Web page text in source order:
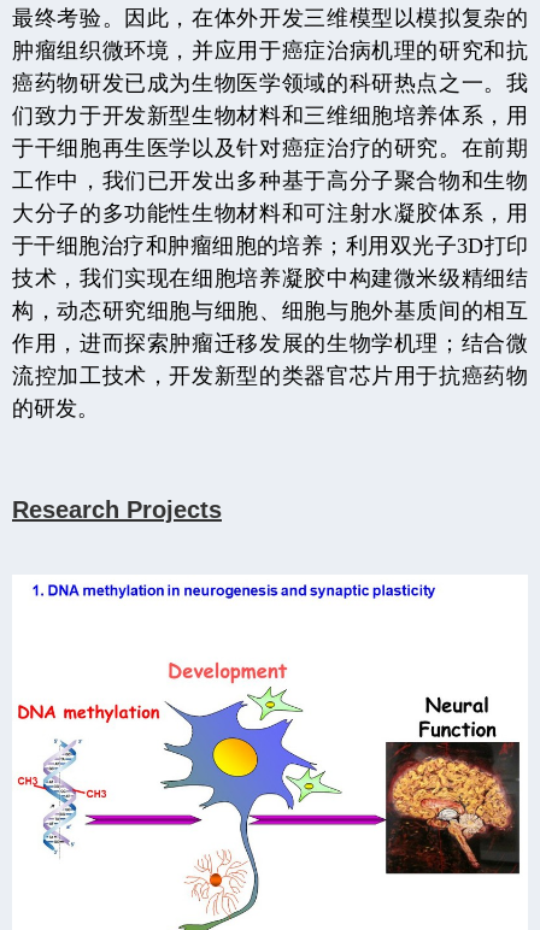
最终考验。因此，在体外开发三维模型以模拟复杂的
肿瘤组织微环境，并应用于癌症治病机理的研究和抗
癌药物研发已成为生物医学领域的科研热点之一。我
们致力于开发新型生物材料和三维细胞培养体系，用
于干细胞再生医学以及针对癌症治疗的研究。在前期
工作中，我们已开发出多种基于高分子聚合物和生物
大分子的多功能性生物材料和可注射水凝胶体系，用
于干细胞治疗和肿瘤细胞的培养；利用双光子3D打印
技术，我们实现在细胞培养凝胶中构建微米级精细结
构，动态研究细胞与细胞、细胞与胞外基质间的相互
作用，进而探索肿瘤迁移发展的生物学机理；结合微
流控加工技术，开发新型的类器官芯片用于抗癌药物
的研发。
Research Projects